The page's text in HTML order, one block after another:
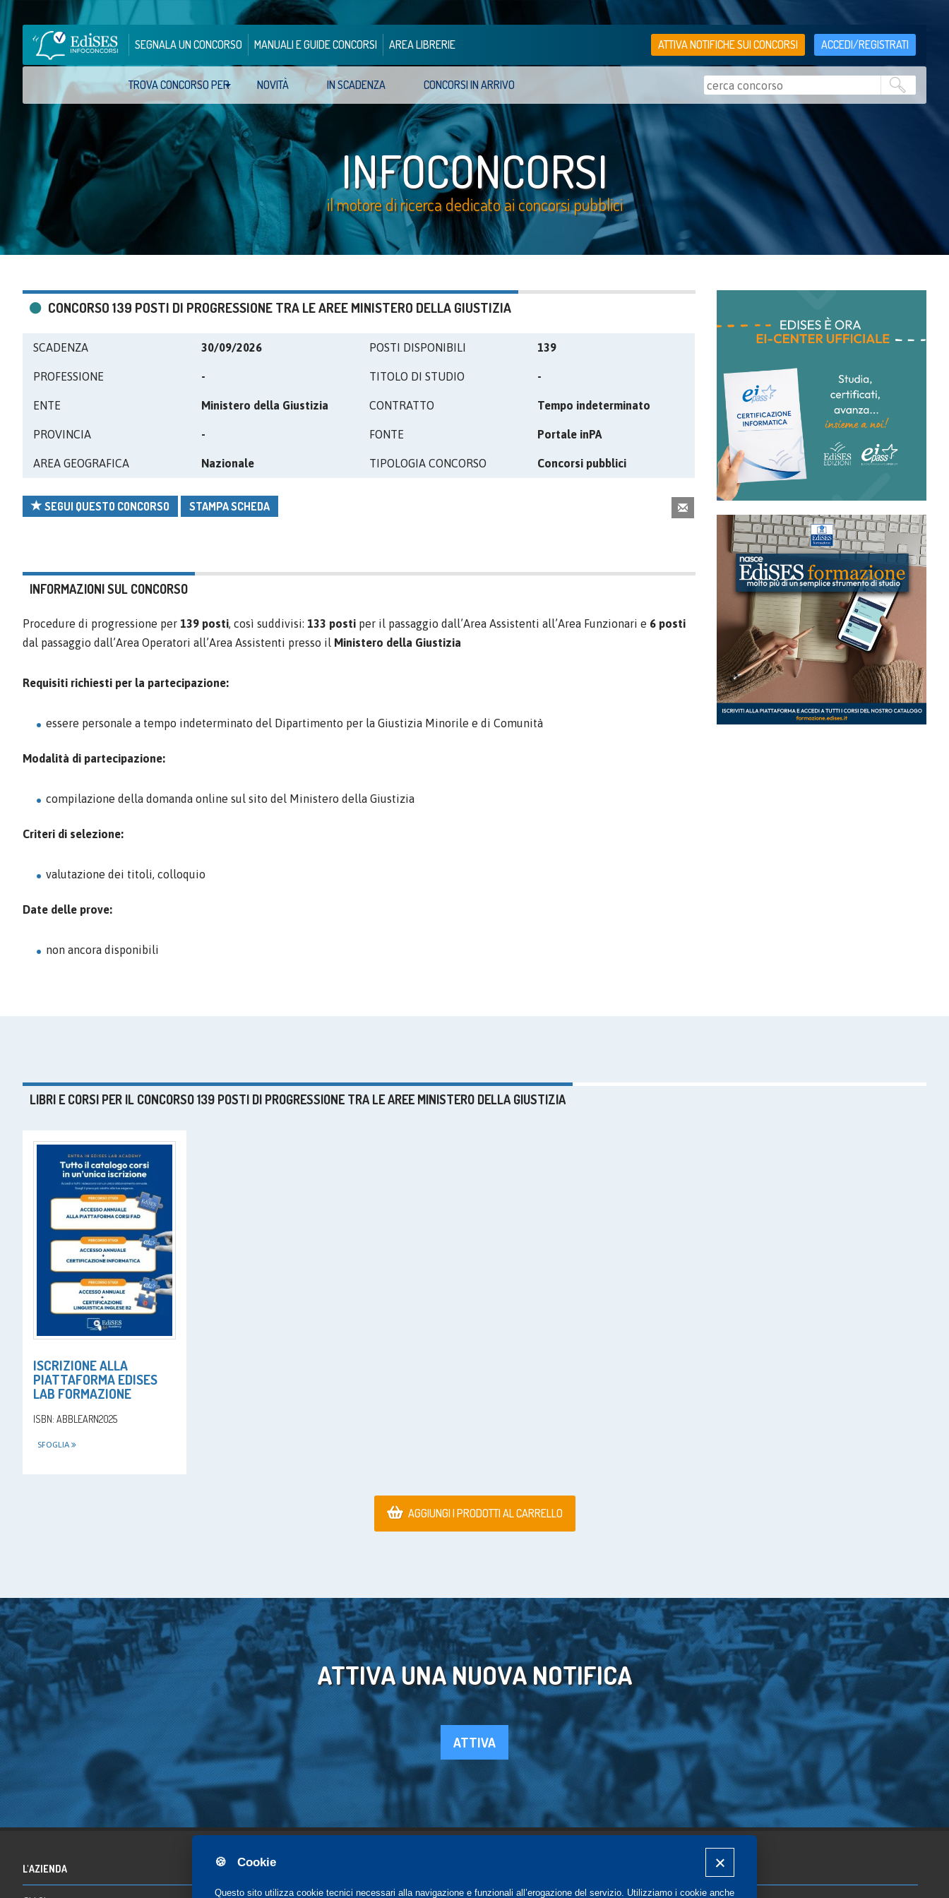
🍪 Cookie
Questo sito utilizza cookie tecnici necessari alla navigazione e funzionali all’erogazione del servizio. Utilizziamo i cookie anche
SEGNALA UN CONCORSO MANUALI E GUIDE CONCORSI AREA LIBRERIE ATTIVA NOTIFICHE SUI CONCORSI ACCEDI/REGISTRATI
TROVA CONCORSO PER NOVITÀ IN SCADENZA CONCORSI IN ARRIVO
INFOCONCORSI
il motore di ricerca dedicato ai concorsi pubblici
CONCORSO 139 POSTI DI PROGRESSIONE TRA LE AREE MINISTERO DELLA GIUSTIZIA
SCADENZA 30/09/2026 POSTI DISPONIBILI 139
PROFESSIONE - TITOLO DI STUDIO -
ENTE Ministero della Giustizia CONTRATTO Tempo indeterminato
PROVINCIA - FONTE Portale inPA
AREA GEOGRAFICA Nazionale TIPOLOGIA CONCORSO Concorsi pubblici
SEGUI QUESTO CONCORSO STAMPA SCHEDA
INFORMAZIONI SUL CONCORSO
Procedure di progressione per 139 posti, così suddivisi: 133 posti per il passaggio dall’Area Assistenti all’Area Funzionari e 6 posti
dal passaggio dall’Area Operatori all’Area Assistenti presso il Ministero della Giustizia
Requisiti richiesti per la partecipazione:
essere personale a tempo indeterminato del Dipartimento per la Giustizia Minorile e di Comunità
Modalità di partecipazione:
compilazione della domanda online sul sito del Ministero della Giustizia
Criteri di selezione:
valutazione dei titoli, colloquio
Date delle prove:
non ancora disponibili
LIBRI E CORSI PER IL CONCORSO 139 POSTI DI PROGRESSIONE TRA LE AREE MINISTERO DELLA GIUSTIZIA
ISCRIZIONE ALLA
PIATTAFORMA EDISES
LAB FORMAZIONE
ISBN: ABBLEARN2025
SFOGLIA
AGGIUNGI I PRODOTTI AL CARRELLO
ATTIVA UNA NUOVA NOTIFICA
ATTIVA
L'AZIENDA